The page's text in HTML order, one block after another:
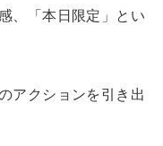
、「本日限定」とい
アクションを引き出